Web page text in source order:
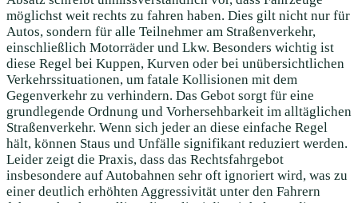
möglichst weit rechts zu fahren haben. Dies gilt nicht nur für
Autos, sondern für alle Teilnehmer am Straßenverkehr,
einschließlich Motorräder und Lkw. Besonders wichtig ist
diese Regel bei Kuppen, Kurven oder bei unübersichtlichen
Verkehrssituationen, um fatale Kollisionen mit dem
Gegenverkehr zu verhindern. Das Gebot sorgt für eine
grundlegende Ordnung und Vorhersehbarkeit im alltäglichen
Straßenverkehr. Wenn sich jeder an diese einfache Regel
hält, können Staus und Unfälle signifikant reduziert werden.
Leider zeigt die Praxis, dass das Rechtsfahrgebot
insbesondere auf Autobahnen sehr oft ignoriert wird, was zu
einer deutlich erhöhten Aggressivität unter den Fahrern